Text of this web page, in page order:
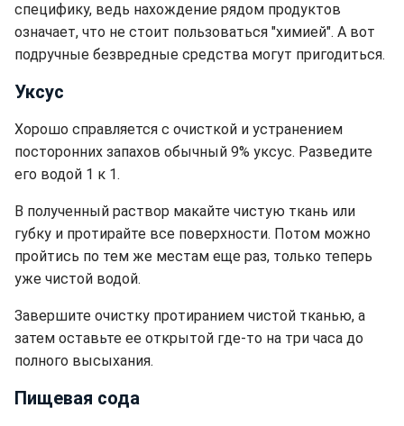
специфику, ведь нахождение рядом продуктов
означает, что не стоит пользоваться "химией". А вот
подручные безвредные средства могут пригодиться.
Уксус
Хорошо справляется с очисткой и устранением
посторонних запахов обычный 9% уксус. Разведите
его водой 1 к 1.
В полученный раствор макайте чистую ткань или
губку и протирайте все поверхности. Потом можно
пройтись по тем же местам еще раз, только теперь
уже чистой водой.
Завершите очистку протиранием чистой тканью, а
затем оставьте ее открытой где-то на три часа до
полного высыхания.
Пищевая сода